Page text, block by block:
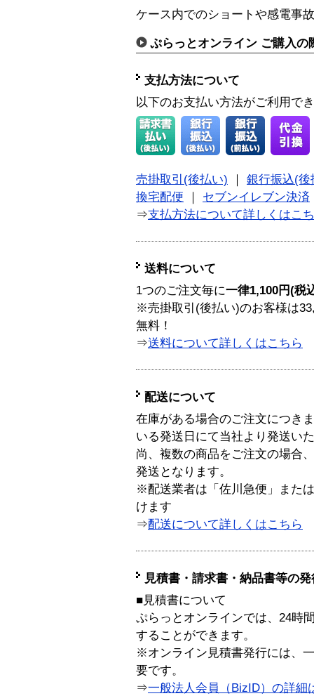
ケース内でのショートや感電事
ぷらっとオンライン ご購入の
支払方法について
以下のお支払い方法がご利用で
売掛取引(後払い)
銀行振込(後
換宅配便
セブンイレブン決済
⇒支払方法について詳しくはこ
送料について
1つのご注文毎に一律1,100円(税
※売掛取引(後払い)のお客様は
無料！
⇒送料について詳しくはこちら
配送について
在庫がある場合のご注文につき
いる発送日にて当社より発送い
尚、複数の商品をご注文の場合
発送となります。
※配送業者は「佐川急便」また
けます
⇒配送について詳しくはこちら
見積書・請求書・納品書等の
■見積書について
ぷらっとオンラインでは、24時
することができます。
※オンライン見積書発行には、
要です。
⇒一般法人会員（BizID）の詳細